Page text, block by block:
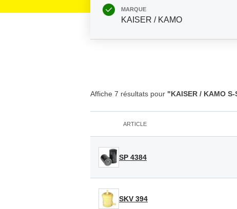
MARQUE
KAISER / KAMO
Affiche 7 résultats pour "KAISER / KAMO
ARTICLE
SP 4384
SKV 394